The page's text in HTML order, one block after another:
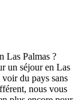
Las Palmas ?
un séjour en Las
du pays sans
nous vous